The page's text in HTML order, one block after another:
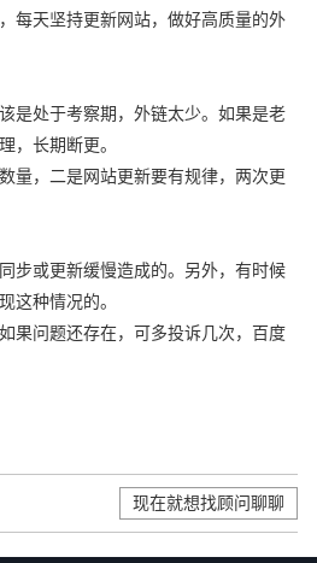
每天坚持更新网站，做好高质量的外
是处于考察期，外链太少。如果是老
，长期断更。
量，二是网站更新要有规律，两次更
步或更新缓慢造成的。另外，有时候
这种情况的。
果问题还存在，可多投诉几次，百度
现在就想找顾问聊聊